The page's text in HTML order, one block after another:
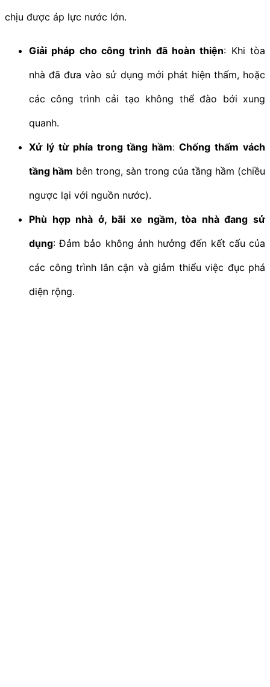
chịu được áp lực nước lớn.
Giải pháp cho công trình đã hoàn thiện: Khi tòa
nhà đã đưa vào sử dụng mới phát hiện thấm, hoặc
các công trình cải tạo không thể đào bới xung
quanh.
Xử lý từ phía trong tầng hầm: Chống thấm vách
tầng hầm bên trong, sàn trong của tầng hầm (chiều
ngược lại với nguồn nước).
Phù hợp nhà ở, bãi xe ngầm, tòa nhà đang sử
dụng: Đảm bảo không ảnh hưởng đến kết cấu của
các công trình lân cận và giảm thiểu việc đục phá
diện rộng.